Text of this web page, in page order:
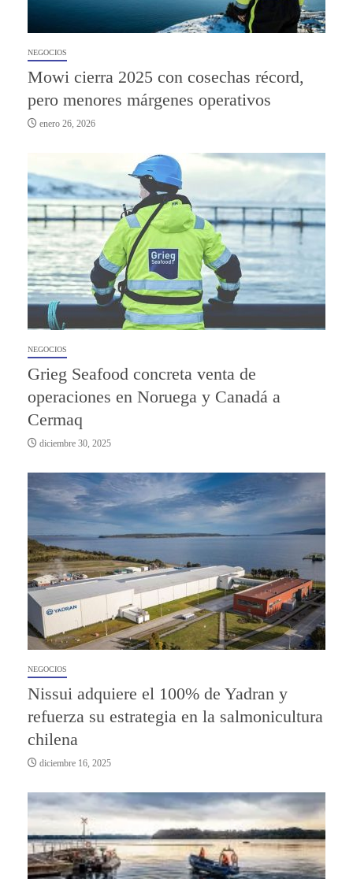
NEGOCIOS
Mowi cierra 2025 con cosechas récord,
pero menores márgenes operativos
enero 26, 2026
NEGOCIOS
Grieg Seafood concreta venta de
operaciones en Noruega y Canadá a
Cermaq
diciembre 30, 2025
NEGOCIOS
Nissui adquiere el 100% de Yadran y
refuerza su estrategia en la salmonicultura
chilena
diciembre 16, 2025